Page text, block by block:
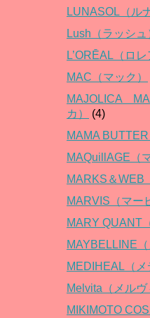
LUNASOL（ル
Lush（ラッシュ
L’ORĒAL（ロレ
MAC（マック）
MAJOLICA
カ）
(4)
MAMA BUTTER
MAQuillAGE（
MARKS＆WEB
MARVIS（マー
MARY QUANT
MAYBELLINE（
MEDIHEAL（メ
Melvita（メルヴ
MIKIMOTO